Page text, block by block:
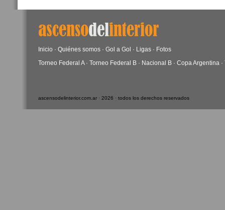
Inicio · Quiénes somos · Gol a Gol · Ligas · Fotos
Torneo Federal A· Torneo Federal B · Nacional B · Copa Argentina ·
ascensodelinterior.com.ar · 2026 · todos los derechos reservados